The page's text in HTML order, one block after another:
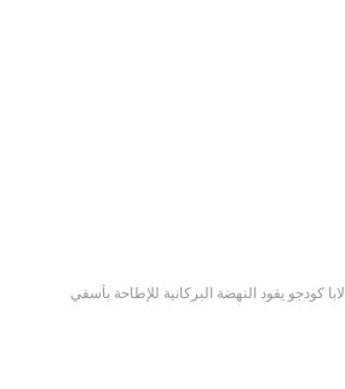
لابا كودجو يقود النهضة البركانية للإطاحة بأسفي